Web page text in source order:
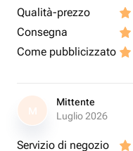
Qualità-prezzo
Consegna
Come pubblicizzato
M
Mittente
Luglio 2026
Servizio di negozio